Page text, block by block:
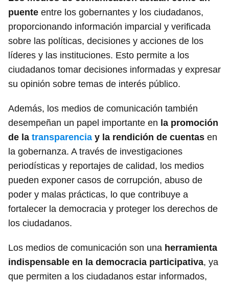
puente entre los gobernantes y los ciudadanos,
proporcionando información imparcial y verificada
sobre las políticas, decisiones y acciones de los
líderes y las instituciones. Esto permite a los
ciudadanos tomar decisiones informadas y expresar
su opinión sobre temas de interés público.
Además, los medios de comunicación también
desempeñan un papel importante en la promoción
de la transparencia y la rendición de cuentas en
la gobernanza. A través de investigaciones
periodísticas y reportajes de calidad, los medios
pueden exponer casos de corrupción, abuso de
poder y malas prácticas, lo que contribuye a
fortalecer la democracia y proteger los derechos de
los ciudadanos.
Los medios de comunicación son una herramienta
indispensable en la democracia participativa, ya
que permiten a los ciudadanos estar informados,